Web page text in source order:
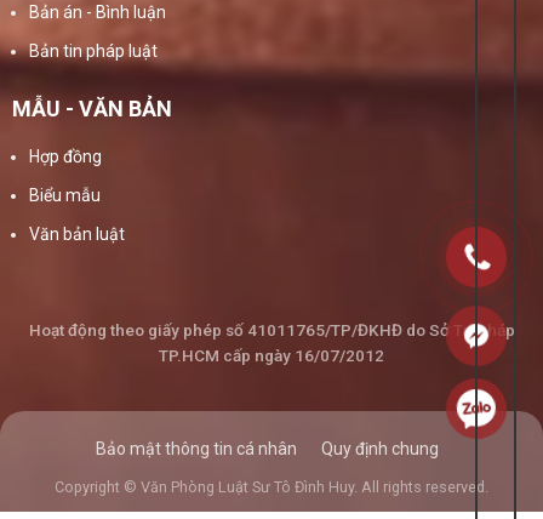
Bản án - Bình luận
Bản tin pháp luật
MẪU - VĂN BẢN
Hợp đồng
Biểu mẫu
Văn bản luật
Hoạt động theo giấy phép số 41011765/TP/ĐKHĐ do Sở Tư Pháp
TP.HCM cấp ngày 16/07/2012
Bảo mật thông tin cá nhân Quy định chung
Copyright © Văn Phòng Luật Sư Tô Đình Huy. All rights reserved.